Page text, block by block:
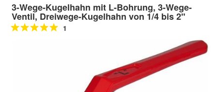
3-Wege-Kugelhahn mit L-Bohrung, 3-Wege-
Ventil, Dreiwege-Kugelhahn von 1/4 bis 2"
1